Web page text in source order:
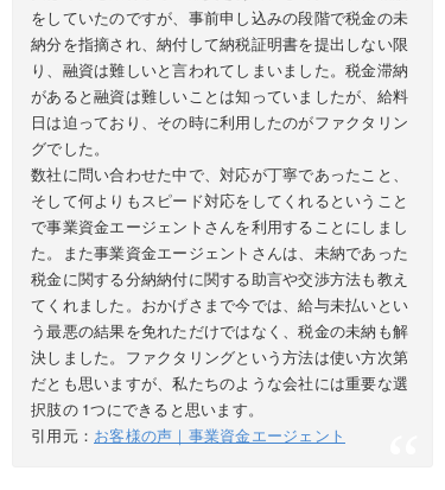
をしていたのですが、事前申し込みの段階で税金の未
納分を指摘され、納付して納税証明書を提出しない限
り、融資は難しいと言われてしまいました。税金滞納
があると融資は難しいことは知っていましたが、給料
日は迫っており、その時に利用したのがファクタリン
グでした。
数社に問い合わせた中で、対応が丁寧であったこと、
そして何よりもスピード対応をしてくれるということ
で事業資金エージェントさんを利用することにしまし
た。また事業資金エージェントさんは、未納であった
税金に関する分納納付に関する助言や交渉方法も教え
てくれました。おかげさまで今では、給与未払いとい
う最悪の結果を免れただけではなく、税金の未納も解
決しました。ファクタリングという方法は使い方次第
だとも思いますが、私たちのような会社には重要な選
択肢の 1つにできると思います。
引用元： お客様の声｜事業資金エージェント